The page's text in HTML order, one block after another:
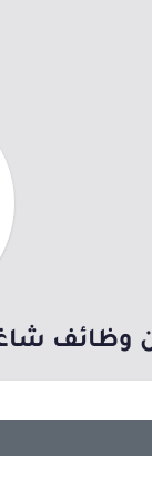
وظائف